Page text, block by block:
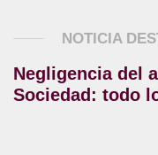
NOTICIA
Negligencia del
Sociedad: todo